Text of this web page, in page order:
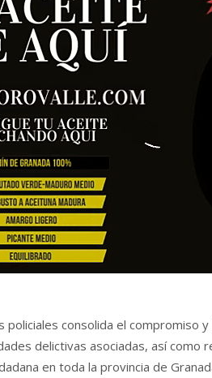
consolida el compromiso y
delictivas asociadas, así como
en toda la provincia de